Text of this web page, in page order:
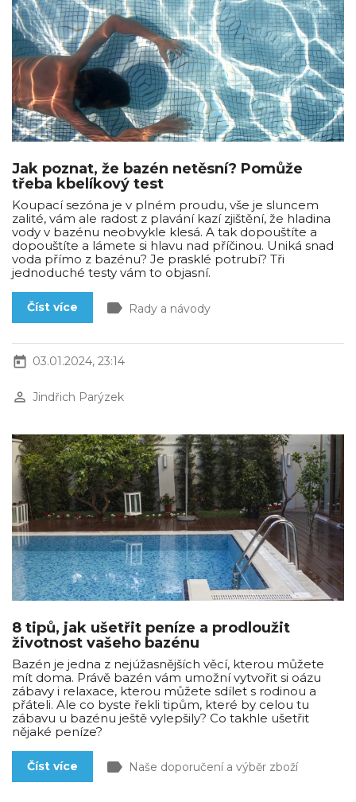
Jak poznat, že bazén netěsní? Pomůže
třeba kbelíkový test
Koupací sezóna je v plném proudu, vše je sluncem
zalité, vám ale radost z plavání kazí zjištění, že hladina
vody v bazénu neobvykle klesá. A tak dopouštíte a
dopouštíte a lámete si hlavu nad příčinou. Uniká snad
voda přímo z bazénu? Je prasklé potrubí? Tři
jednoduché testy vám to objasní.
Číst více label Rady a návody
today 03.01.2024, 23:14
perm_identity Jindřich Parýzek
8 tipů, jak ušetřit peníze a prodloužit
životnost vašeho bazénu
Bazén je jedna z nejúžasnějších věcí, kterou můžete
mít doma. Právě bazén vám umožní vytvořit si oázu
zábavy i relaxace, kterou můžete sdílet s rodinou a
přáteli. Ale co byste řekli tipům, které by celou tu
zábavu u bazénu ještě vylepšily? Co takhle ušetřit
nějaké peníze?
Číst více label Naše doporučení a výběr zboží